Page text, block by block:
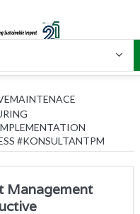
#KONSULTANTPM
Management